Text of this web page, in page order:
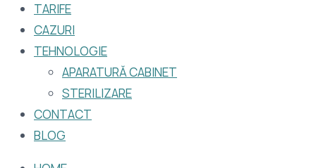
TARIFE
CAZURI
TEHNOLOGIE
APARATURĂ CABINET
STERILIZARE
CONTACT
BLOG